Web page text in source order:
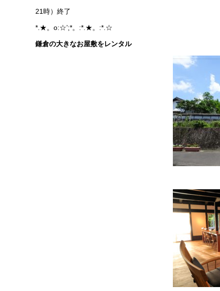
21時）終了
*.★。o:☆’;*。:*.★。:*.☆
鎌倉の大きなお屋敷をレンタル